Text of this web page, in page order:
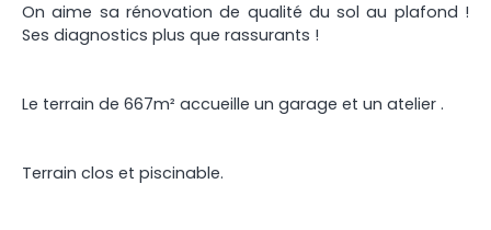
On aime sa rénovation de qualité du sol au plafond !
Ses diagnostics plus que rassurants !
Le terrain de 667m² accueille un garage et un atelier .
Terrain clos et piscinable.